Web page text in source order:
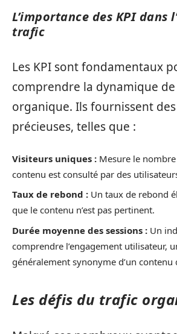
L’importance des KPI dans
trafic
Les KPI sont fondamentaux
comprendre la dynamique
organique. Ils fournissent
précieuses, telles que :
Visiteurs uniques : Mesure le nombre
contenu est consulté par des
Taux de rebond : Un taux de rebond
que le contenu n’est pas pertinent.
Durée moyenne des sessions : Un
comprendre l’engagement utilisateur,
généralement synonyme d’un contenu
Les défis du trafic